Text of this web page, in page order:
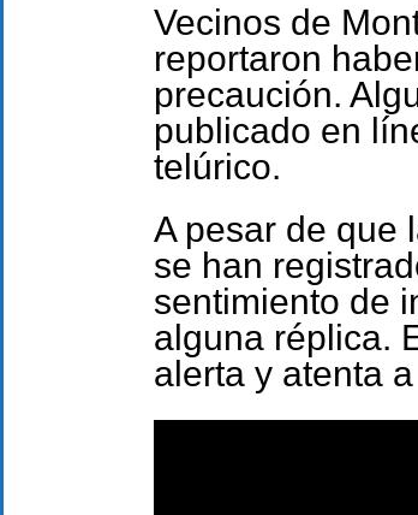
Vecinos de
reportaron
precaución.
publicado en
telúrico.
A pesar de que
se han
sentimiento de
alguna réplica.
alerta y atenta